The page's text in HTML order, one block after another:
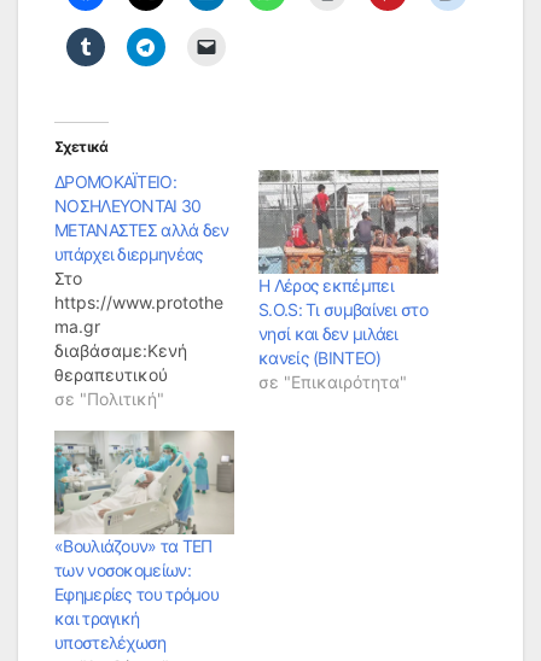
Σχετικά
ΔΡΟΜΟΚΑΪΤΕΙΟ:
ΝΟΣΗΛΕΥΟΝΤΑΙ 30
ΜΕΤΑΝΑΣΤΕΣ αλλά δεν
υπάρχει διερμηνέας
Στο
https://www.protothe
ma.gr
διαβάσαμε:Κενή
θεραπευτικού
περιεχομένου τείνει
μεταναστών στα
ψυχιατρικά
νοσοκομεία. Κι αυτό
διότι, όπως
καταγγέλλει η
Πανελλήνια
Ομοσπονδία
Εργαζομένων
Δημόσιων
σε "Πολιτική"
Η Λέρος εκπέμπει
S.O.S: Τι συμβαίνει στο
νησί και δεν μιλάει
κανείς (ΒΙΝΤΕΟ)
σε "Επικαιρότητα"
«Βουλιάζουν» τα ΤΕΠ
των νοσοκομείων:
Εφημερίες του τρόμου
και τραγική
υποστελέχωση